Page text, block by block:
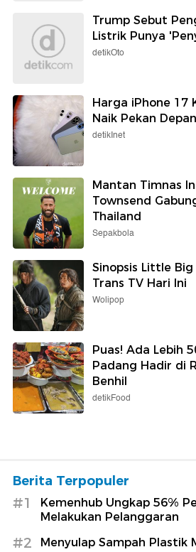
Trump Sebut
Listrik Punya
detikOto
Harga iPhone 17
Naik Pekan Depan
detikInet
Mantan Timnas
Townsend
Thailand
Sepakbola
Sinopsis Little
Trans TV Hari Ini
Wolipop
Puas! Ada Lebih
Padang Hadir di
Benhil
detikFood
Berita Terpopuler
#1
Kemenhub Ungkap 56%
Melakukan Pelanggaran
#2 Menyulap Sampah Plastik